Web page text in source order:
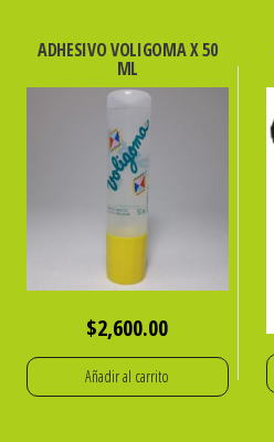
ADHESIVO VOLIGOMA X 50
ML
$2,600.00
Añadir al carrito